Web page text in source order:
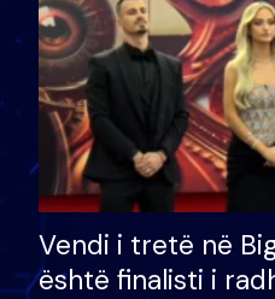
Vendi i tretë në
është finalisti i